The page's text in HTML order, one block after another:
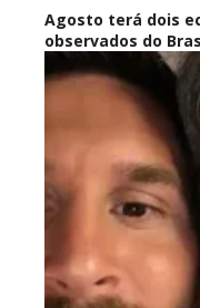
Agosto terá dois
observados do